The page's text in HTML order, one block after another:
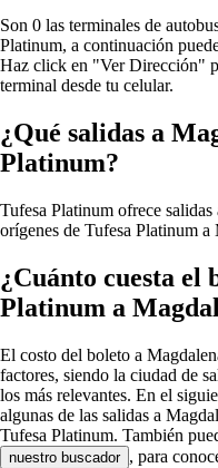
Son 0 las terminales de
Platinum, a continuación
Haz click en "Ver Dirección"
terminal desde tu celular.
¿Qué salidas a
Platinum?
Tufesa Platinum ofrece salidas
orígenes de Tufesa Platinum a
¿Cuánto cuesta el
Platinum a
El costo del boleto a
factores, siendo la ciudad de
los más relevantes. En el
algunas de las salidas a
Tufesa Platinum. También
nuestro buscador , para